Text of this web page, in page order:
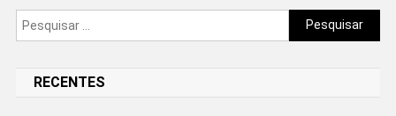
Pesquisar
por:
RECENTES